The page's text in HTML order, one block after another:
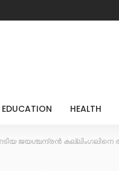
EDUCATION HEALTH
ജയശ്ചന്ദ്രൻ കല്ലിംഗലിനെ